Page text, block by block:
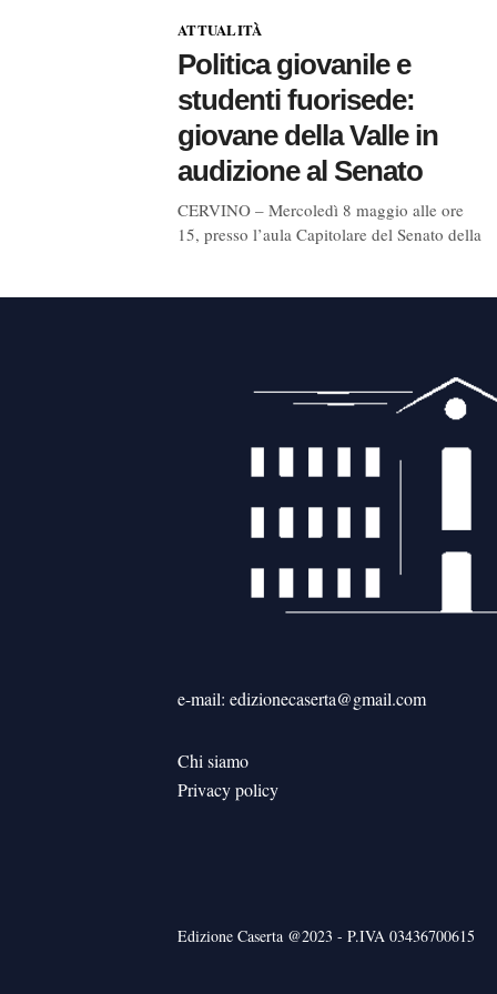
ATTUALITÀ
Politica giovanile e
studenti fuorisede:
giovane della Valle in
audizione al Senato
CERVINO – Mercoledì 8 maggio alle ore
15, presso l’aula Capitolare del Senato della
e-mail: edizionecaserta@gmail.com
Chi siamo
Privacy policy
Edizione Caserta @2023 - P.IVA 03436700615